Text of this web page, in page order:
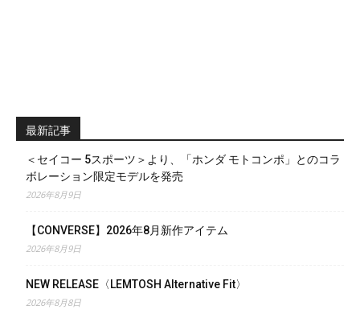
最新記事
＜セイコー 5スポーツ＞より、「ホンダ モトコンポ」とのコラ
ボレーション限定モデルを発売
2026年8月9日
【CONVERSE】2026年8月新作アイテム
2026年8月9日
NEW RELEASE〈LEMTOSH Alternative Fit〉
2026年8月8日